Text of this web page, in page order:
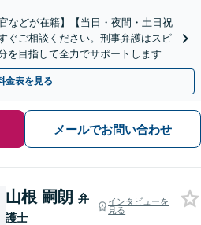
などが在籍】【当日・夜間・土日祝
ぐご相談ください。刑事弁護はスピ
を目指して全力でサポートします。
金表を見る
メールでお問い合わせ
山根 嗣朗 弁
護士
インタビューを
見る